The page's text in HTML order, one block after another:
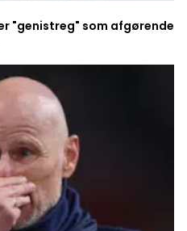
"genistreg" som afgørende